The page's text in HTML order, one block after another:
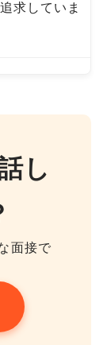
求していま
し
面接で